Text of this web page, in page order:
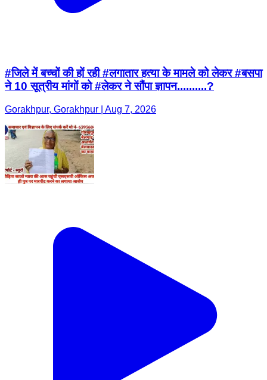
#जिले में बच्चों की हों रही #लगातार हत्या के मामले को लेकर #बसपा
ने 10 सूत्रीय मांगों को #लेकर ने सौंपा ज्ञापन..........?
Gorakhpur, Gorakhpur | Aug 7, 2026